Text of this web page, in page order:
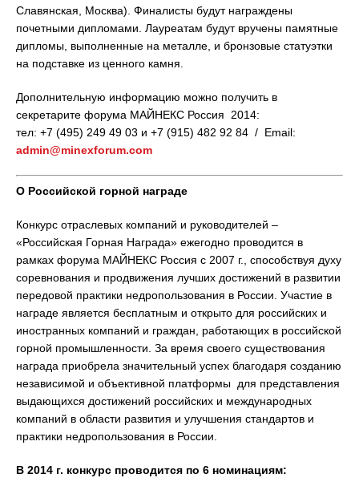
Славянская, Москва). Финалисты будут награждены
почетными дипломами. Лауреатам будут вручены памятные
дипломы, выполненные на металле, и бронзовые статуэтки
на подставке из ценного камня.
Дополнительную информацию можно получить в
секретарите форума МАЙНЕКС Россия 2014:
тел: +7 (495) 249 49 03 и +7 (915) 482 92 84 / Email:
admin@minexforum.com
О Российской горной награде
Конкурс отраслевых компаний и руководителей –
«Российская Горная Награда» ежегодно проводится в
рамках форума МАЙНЕКС Россия с 2007 г., способствуя духу
соревнования и продвижения лучших достижений в развитии
передовой практики недропользования в России. Участие в
награде является бесплатным и открыто для российских и
иностранных компаний и граждан, работающих в российской
горной промышленности. За время своего существования
награда приобрела значительный успех благодаря созданию
независимой и объективной платформы для представления
выдающихся достижений российских и международных
компаний в области развития и улучшения стандартов и
практики недропользования в России.
В 2014 г. конкурс проводится по 6 номинациям: